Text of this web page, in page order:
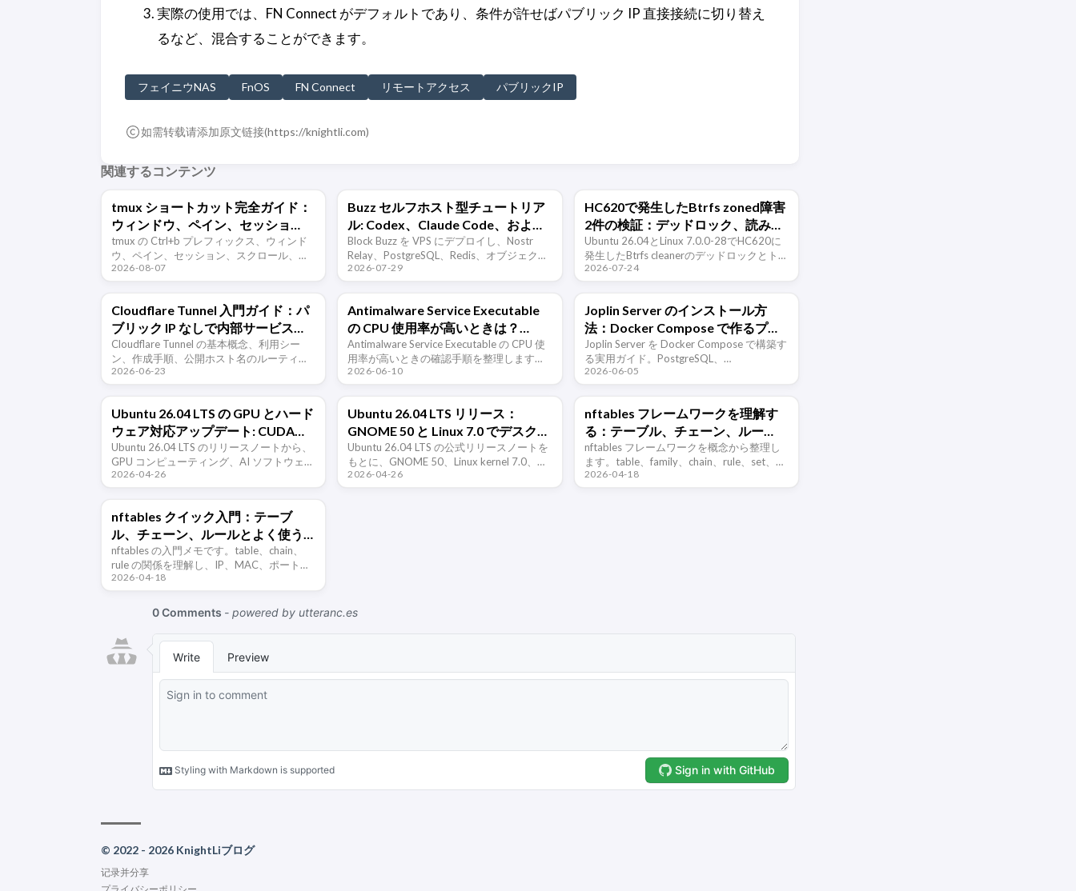
実際の使用では、FN Connect がデフォルトであり、条件が許せばパブリック IP 直接接続に切り替え
るなど、混合することができます。
フェイニウNAS FnOS FN Connect リモートアクセス パブリックIP
如需转载请添加原文链接(https://knightli.com)
関連するコンテンツ
tmux ショートカット完全ガイド：
ウィンドウ、ペイン、セッショ
ン、スクロール
tmux の Ctrl+b プレフィックス、ウィンド
ウ、ペイン、セッション、スクロール、設
定、自動化コマンド、トラブルシューティ
2026-08-07
Buzz セルフホスト型チュートリア
ル: Codex、Claude Code、および
チーム用のプライベート エージェ
ント ワークスペースをセットアッ
Block Buzz を VPS にデプロイし、Nostr
Relay、PostgreSQL、Redis、オブジェクト
ストレージの関係を理解し、ドメイン名、
2026-07-29
HC620で発生したBtrfs zoned障害
2件の検証：デッドロック、読み取
り専用化、カーネル調査
Ubuntu 26.04とLinux 7.0.0-28でHC620に
発生したBtrfs cleanerのデッドロックとトラ
ンザクション中断による読み取り専用化
2026-07-24
Cloudflare Tunnel 入門ガイド：パ
ブリック IP なしで内部サービスを
公開する
Cloudflare Tunnel の基本概念、利用シー
ン、作成手順、公開ホスト名のルーティン
グ、Quick Tunnel の制限、cloudflared で内
2026-06-23
Antimalware Service Executable
の CPU 使用率が高いときは？
Defender を止める前に確認するこ
と
Antimalware Service Executable の CPU 使
用率が高いときの確認手順を整理します。
原因の特定、スキャン予定の調整、除外項
2026-06-10
Joplin Server のインストール方
法：Docker Compose で作るプラ
イベート同期サーバー
Joplin Server を Docker Compose で構築す
る実用ガイド。PostgreSQL、
APP_BASE_URL、管理者初期設定、一般ユ
2026-06-05
Ubuntu 26.04 LTS の GPU とハード
ウェア対応アップデート: CUDA、
ROCm、DPC++、そして各種プラ
ットフォームの変更
Ubuntu 26.04 LTS のリリースノートから、
GPU コンピューティング、AI ソフトウェア
スタック、ハードウェアサポート、プラッ
2026-04-26
Ubuntu 26.04 LTS リリース：
GNOME 50 と Linux 7.0 でデスクト
ップが大きく更新
Ubuntu 26.04 LTS の公式リリースノートを
もとに、GNOME 50、Linux kernel 7.0、
Wayland、デスクトップアプリの更新、ハ
2026-04-26
nftables フレームワークを理解す
る：テーブル、チェーン、ルー
ル、セット
nftables フレームワークを概念から整理し
ます。table、family、chain、rule、set、
map、verdict map がそれぞれ何を解決し、
2026-04-18
nftables クイック入門：テーブ
ル、チェーン、ルールとよく使う
操作
nftables の入門メモです。table、chain、
rule の関係を理解し、IP、MAC、ポートの
マッチ、トラフィック統計、帯域制限、ル
2026-04-18
© 2022 - 2026 KnightLiブログ
记录并分享
プライバシーポリシー